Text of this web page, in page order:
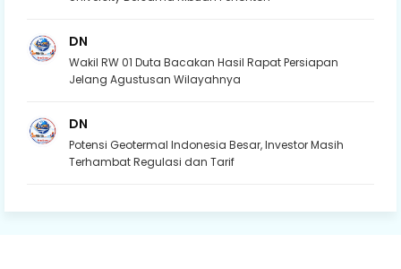
DN
Wakil RW 01 Duta Bacakan Hasil Rapat Persiapan
Jelang Agustusan Wilayahnya
DN
Potensi Geotermal Indonesia Besar, Investor Masih
Terhambat Regulasi dan Tarif